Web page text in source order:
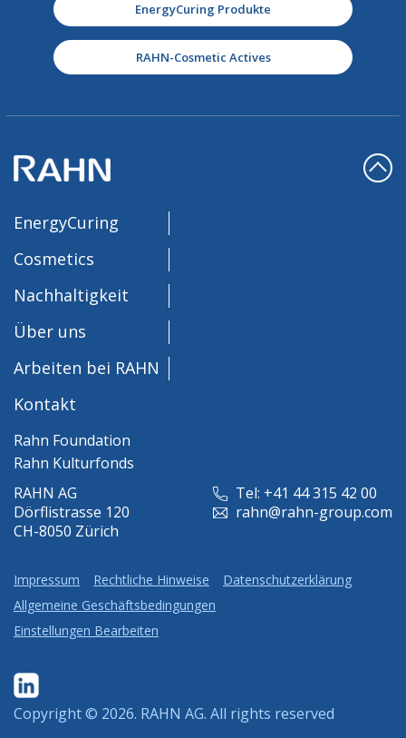
EnergyCuring Produkte
RAHN-Cosmetic Actives
RAHN AG
Dörflistrasse 120
CH-8050 Zürich
Tel: +41 44 315 42 00
rahn@rahn-group.com
EnergyCuring
Cosmetics
Nachhaltigkeit
Über uns
Arbeiten bei RAHN
Kontakt
Rahn Foundation
Rahn Kulturfonds
Impressum Rechtliche Hinweise
Datenschutzerklärung
Allgemeine Geschäftsbedingungen
Einstellungen Bearbeiten
Copyright © 2026. RAHN AG. All rights reserved